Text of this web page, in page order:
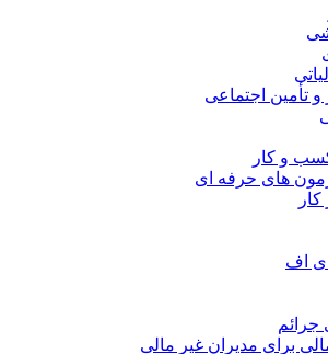
و تأمین اجتماعی
و کار
های حرفه ای
کار
اف
برای مدیران غیر مالی